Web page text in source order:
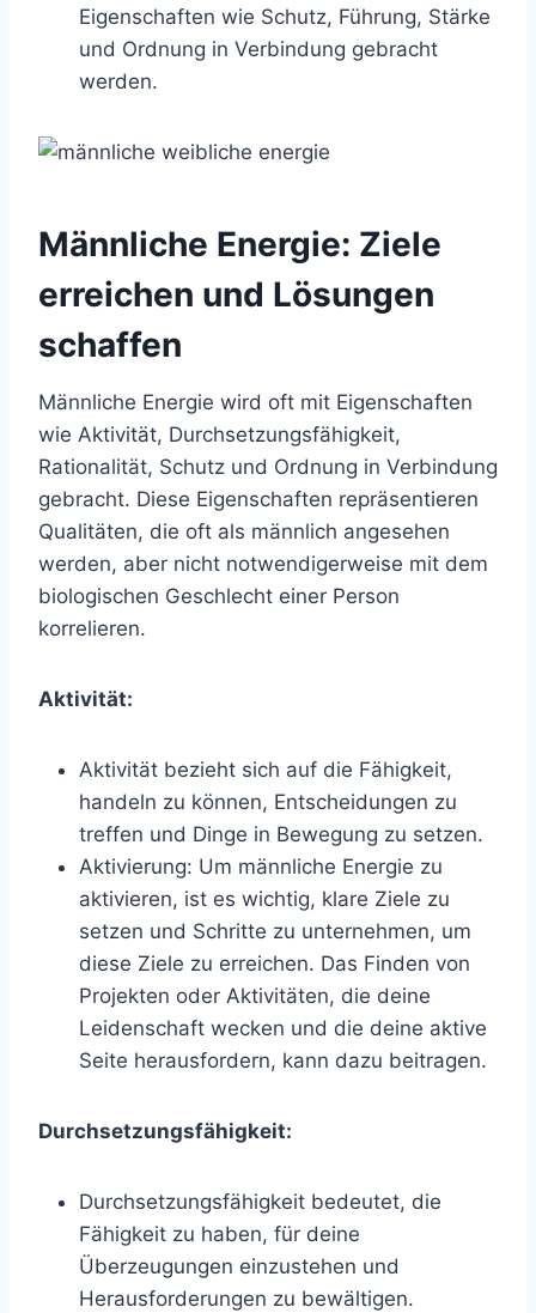
Eigenschaften wie Schutz, Führung, Stärke
und Ordnung in Verbindung gebracht
werden.
Männliche Energie: Ziele
erreichen und Lösungen
schaffen
Männliche Energie wird oft mit Eigenschaften
wie Aktivität, Durchsetzungsfähigkeit,
Rationalität, Schutz und Ordnung in Verbindung
gebracht. Diese Eigenschaften repräsentieren
Qualitäten, die oft als männlich angesehen
werden, aber nicht notwendigerweise mit dem
biologischen Geschlecht einer Person
korrelieren.
Aktivität:
Aktivität bezieht sich auf die Fähigkeit,
handeln zu können, Entscheidungen zu
treffen und Dinge in Bewegung zu setzen.
Aktivierung: Um männliche Energie zu
aktivieren, ist es wichtig, klare Ziele zu
setzen und Schritte zu unternehmen, um
diese Ziele zu erreichen. Das Finden von
Projekten oder Aktivitäten, die deine
Leidenschaft wecken und die deine aktive
Seite herausfordern, kann dazu beitragen.
Durchsetzungsfähigkeit:
Durchsetzungsfähigkeit bedeutet, die
Fähigkeit zu haben, für deine
Überzeugungen einzustehen und
Herausforderungen zu bewältigen.